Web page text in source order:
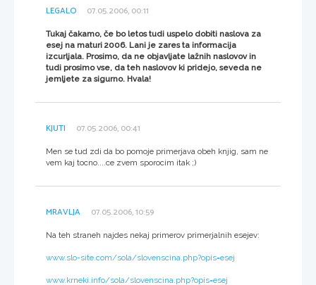
LEGALO 07.05.2006, 00:11
Tukaj čakamo, če bo letos tudi uspelo dobiti naslova za
esej na maturi 2006. Lani je zares ta informacija
izcurljala. Prosimo, da ne objavljate lažnih naslovov in
tudi prosimo vse, da teh naslovov ki pridejo, seveda ne
jemljete za sigurno. Hvala!
KJUTI 07.05.2006, 00:41
Men se tud zdi da bo pomoje primerjava obeh knjig, sam ne
vem kaj tocno....ce zvem sporocim itak ;)
MRAVLJA 07.05.2006, 10:59
Na teh straneh najdes nekaj primerov primerjalnih esejev:
www.slo-site.com/sola/slovenscina.php?opis=esej
www.krneki.info/sola/slovenscina.php?opis=esej